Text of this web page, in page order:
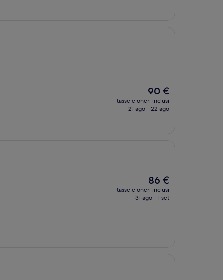
Il
prezzo
attuale
90 €
tasse e oneri inclusi
21 ago - 22 ago
Il
prezzo
attuale
86 €
tasse e oneri inclusi
31 ago - 1 set